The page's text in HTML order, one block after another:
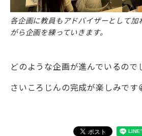
各企画に教員もアドバイザーとして加
がら企画を練っていきます。
どのような企画が進んでいるので
さいころじんの完成が楽しみです